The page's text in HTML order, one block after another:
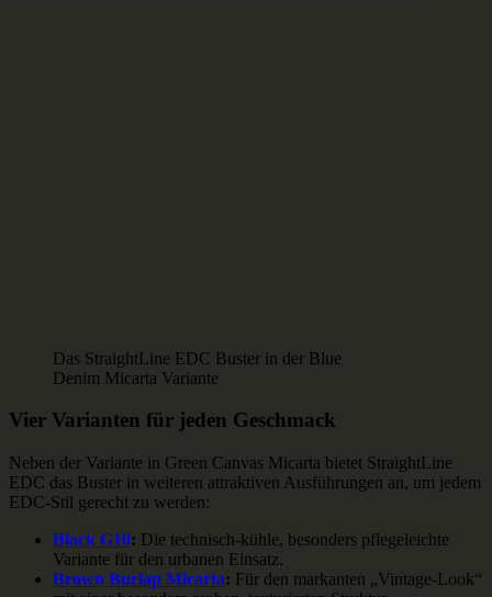
Das StraightLine EDC Buster in der Blue
Denim Micarta Variante
Vier Varianten für jeden Geschmack
Neben der Variante in Green Canvas Micarta bietet StraightLine
EDC das Buster in weiteren attraktiven Ausführungen an, um jedem
EDC-Stil gerecht zu werden:
Black G10: Die technisch-kühle, besonders pflegeleichte
Variante für den urbanen Einsatz.
Brown Burlap Micarta: Für den markanten „Vintage-Look“